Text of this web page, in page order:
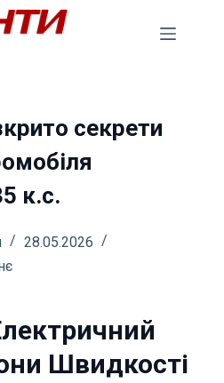
секрети
к.с.
28.05.2026
Швидкості